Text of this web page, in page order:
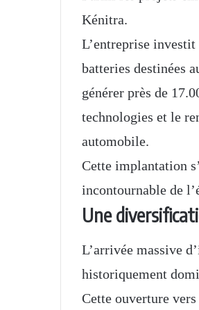
Kénitra.
L’entreprise
batteries destinées
générer près de
technologies et le
automobile.
Cette implantation
incontournable de
Une
L’arrivée massive
historiquement
Cette ouverture